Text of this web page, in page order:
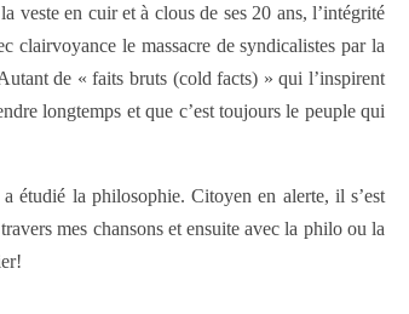
veste en cuir et à clous de ses 20 ans, l’intégrité
clairvoyance le massacre de syndicalistes par la
de « faits bruts (cold facts) » qui l’inspirent
longtemps et que c’est toujours le peuple qui
étudié la philosophie. Citoyen en alerte, il s’est
mes chansons et ensuite avec la philo ou la